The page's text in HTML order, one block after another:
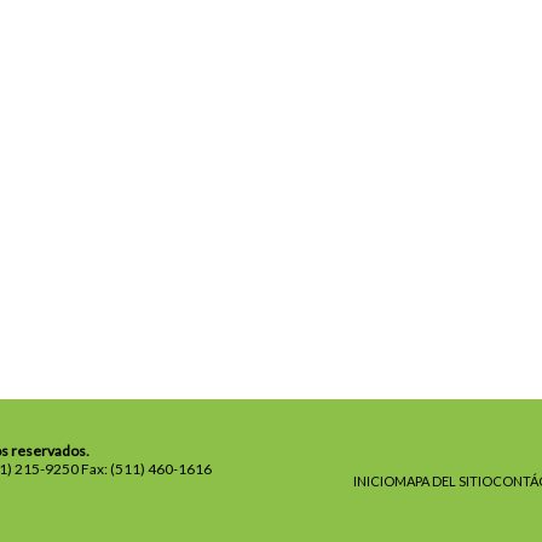
reservados.
215-9250 Fax: (511) 460-1616
INICIOMAPA DEL SITIO